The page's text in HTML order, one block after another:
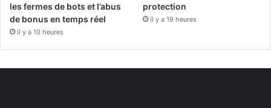
les fermes de bots et l’abus
de bonus en temps réel
il y a 10 heures
protection
il y a 19 heures